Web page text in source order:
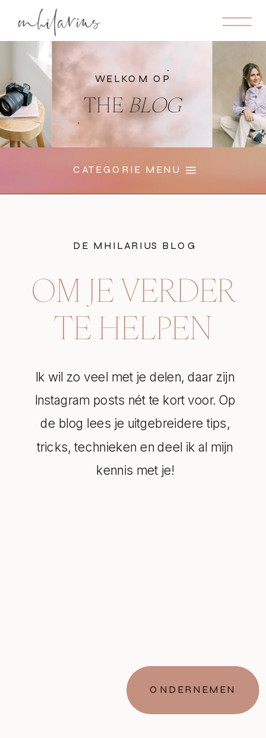
THEBLOG
WELKOM OP
CATEGORIE MENU
DE MHILARIUS BLOG
OM JE VERDER
TE HELPEN
Ik wil zo veel met je delen, daar zijn
Instagram posts nét te kort voor. Op
de blog lees je uitgebreidere tips,
tricks, technieken en deel ik al mijn
kennis met je!
ONDERNEMEN